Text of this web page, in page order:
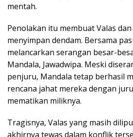
mentah.
Penolakan itu membuat Valas dan
menyimpan dendam. Bersama
melancarkan serangan besar-
Mandala, Jawadwipa. Meski
penjuru, Mandala tetap berhasil
rencana jahat mereka dengan
mematikan miliknya.
Tragisnya, Valas yang masih
akhirnya tewas dalam konflik